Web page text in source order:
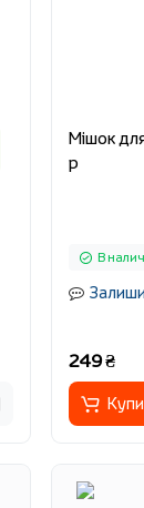
Мішок
р
В
249 ₴